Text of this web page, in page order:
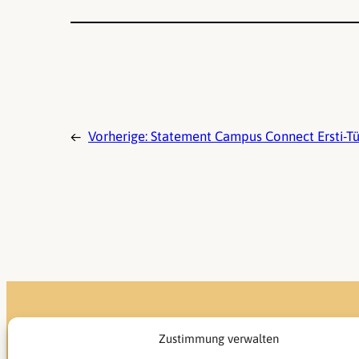
Zustimmung verwalten
← Vorherige: Statement Campus Connect Ersti-